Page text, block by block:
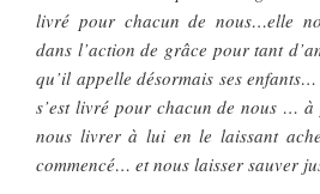
livré pour chacun de nous…elle
dans l’action de grâce pour tant
qu’il appelle désormais ses
s’est livré pour chacun de nous … à
nous livrer à lui en le laissant
commencé… et nous laisser sauver